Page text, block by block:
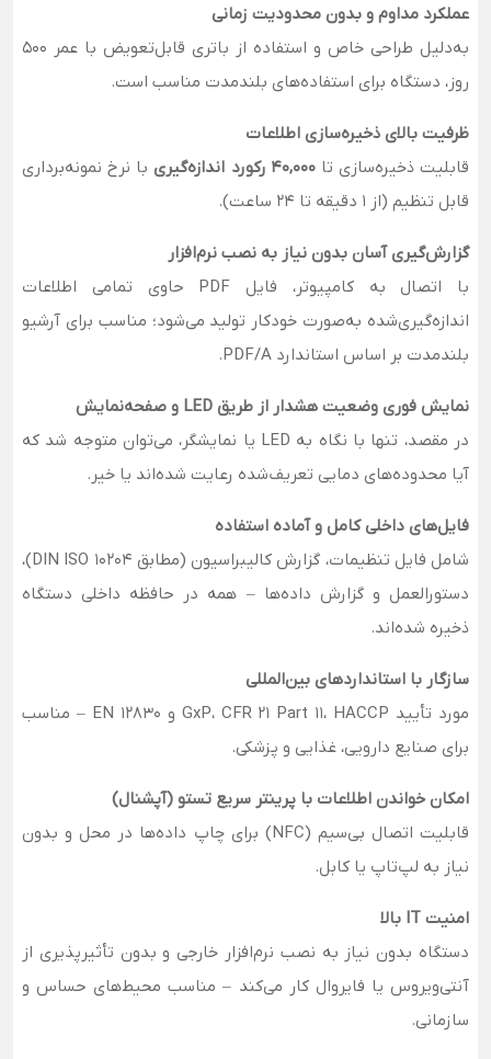
عملکرد مداوم و بدون محدودیت زمانی
به‌دلیل طراحی خاص و استفاده از باتری قابل‌تعویض با عمر ۵۰۰
روز، دستگاه برای استفاده‌های بلندمدت مناسب است.
ظرفیت بالای ذخیره‌سازی اطلاعات
قابلیت ذخیره‌سازی تا40,000 رکورد اندازه‌گیری
با نرخ نمونه‌برداری
قابل تنظیم (از 1 دقیقه تا 24 ساعت).
گزارش‌گیری آسان بدون نیاز به نصب نرم‌افزار
با اتصال به کامپیوتر، فایل PDF حاوی تمامی اطلاعات
اندازه‌گیری‌شده به‌صورت خودکار تولید می‌شود؛ مناسب برای آرشیو
بلندمدت بر اساس استاندارد PDF/A.
نمایش فوری وضعیت هشدار از طریق LED و صفحه‌نمایش
در مقصد، تنها با نگاه به LED یا نمایشگر، می‌توان متوجه شد که
آیا محدوده‌های دمایی تعریف‌شده رعایت شده‌اند یا خیر.
فایل‌های داخلی کامل و آماده استفاده
شامل فایل تنظیمات، گزارش کالیبراسیون (مطابق DIN ISO 10204)،
دستورالعمل و گزارش داده‌ها – همه در حافظه داخلی دستگاه
ذخیره شده‌اند.
سازگار با استانداردهای بین‌المللی
مورد تأیید GxP، CFR 21 Part 11، HACCP و EN 12830 – مناسب
برای صنایع دارویی، غذایی و پزشکی.
امکان خواندن اطلاعات با پرینتر سریع تستو (آپشنال)
قابلیت اتصال بی‌سیم (NFC) برای چاپ داده‌ها در محل و بدون
نیاز به لپ‌تاپ یا کابل.
امنیت IT بالا
دستگاه بدون نیاز به نصب نرم‌افزار خارجی و بدون تأثیرپذیری از
آنتی‌ویروس یا فایروال کار می‌کند – مناسب محیط‌های حساس و
سازمانی.